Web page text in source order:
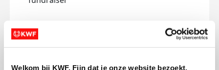
Welkom bij KWF. Fijn dat je onze website bezoekt.
Company Donation
First Name *